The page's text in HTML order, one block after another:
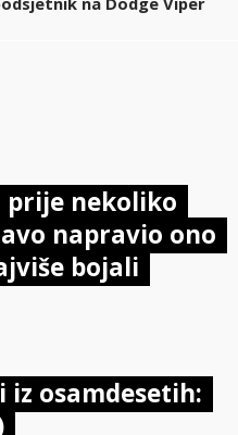
prije nekoliko
napravio ono
bojali
osamdesetih: